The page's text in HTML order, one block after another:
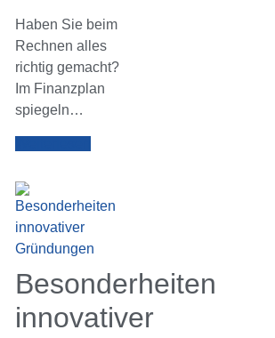
Haben Sie beim
Rechnen alles
richtig gemacht?
Im Finanzplan
spiegeln…
Besonderheiten
innovativer